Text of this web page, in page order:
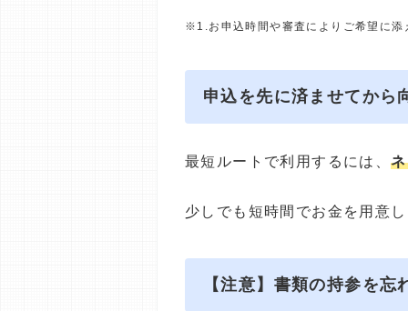
※1.お申込時間や審査によりご希望に添
申込を先に済ませてから
最短ルートで利用するには、
少しでも短時間でお金を用意
【注意】書類の持参を忘